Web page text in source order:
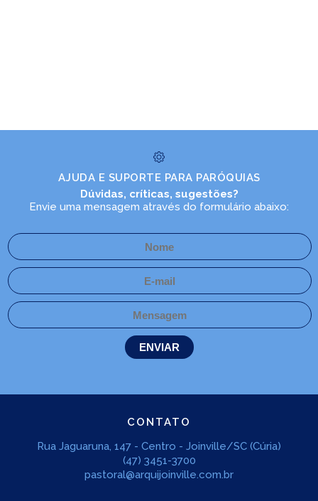
AJUDA E SUPORTE PARA PARÓQUIAS
Dúvidas, críticas, sugestões?
Envie uma mensagem através do formulário abaixo:
CONTATO
Rua Jaguaruna, 147 - Centro - Joinville/SC (Cúria)
(47) 3451-3700
pastoral@arquijoinville.com.br